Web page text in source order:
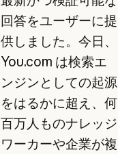
回答をユーザーに提
供しました。今日、
You.com は検索エ
ンジンとしての起源
をはるかに超え、何
百万人ものナレッジ
ワーカーや企業が複